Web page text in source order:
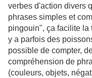
verbes d'action divers
phrases simples et
pingouin", ça facilite la
y a parfois des
possible de compter,
compréhension de
(couleurs, objets,